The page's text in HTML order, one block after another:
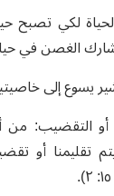
لكي تصبح
الغصن في
يسوع إلى
أو التقضيب: من
تقليمنا أو